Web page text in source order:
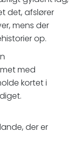
det, afslører
mens der
op.
med
kortet i
der er